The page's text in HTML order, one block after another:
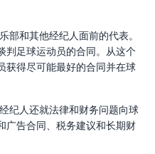
部和其他经纪人面前的代表。
判足球运动员的合同。从这个
获得尽可能最好的合同并在球
纪人还就法律和财务问题向球
广告合同、税务建议和长期财